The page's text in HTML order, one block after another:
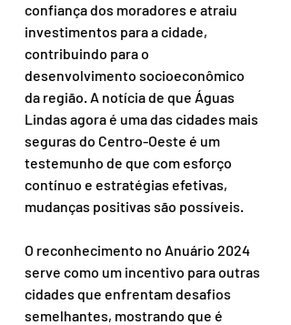
confiança dos moradores e atraiu
investimentos para a cidade,
contribuindo para o
desenvolvimento socioeconômico
da região. A notícia de que Águas
Lindas agora é uma das cidades mais
seguras do Centro-Oeste é um
testemunho de que com esforço
contínuo e estratégias efetivas,
mudanças positivas são possíveis.
O reconhecimento no Anuário 2024
serve como um incentivo para outras
cidades que enfrentam desafios
semelhantes, mostrando que é